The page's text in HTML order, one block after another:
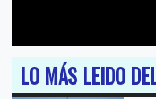
LO MÁS LEIDO